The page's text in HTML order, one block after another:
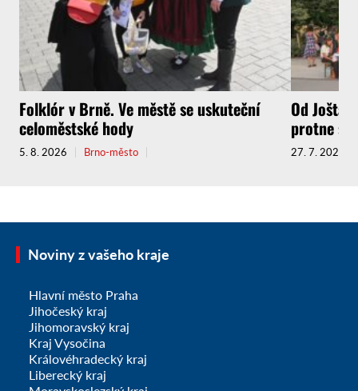
Folklór v Brně. Ve městě se uskuteční
celoměstské hody
5. 8. 2026 Brno-město
Od Jošta
protne
27. 7. 2026
Noviny z vašeho kraje
Hlavní město Praha
Jihočeský kraj
Jihomoravský kraj
Kraj Vysočina
Královéhradecký kraj
Liberecký kraj